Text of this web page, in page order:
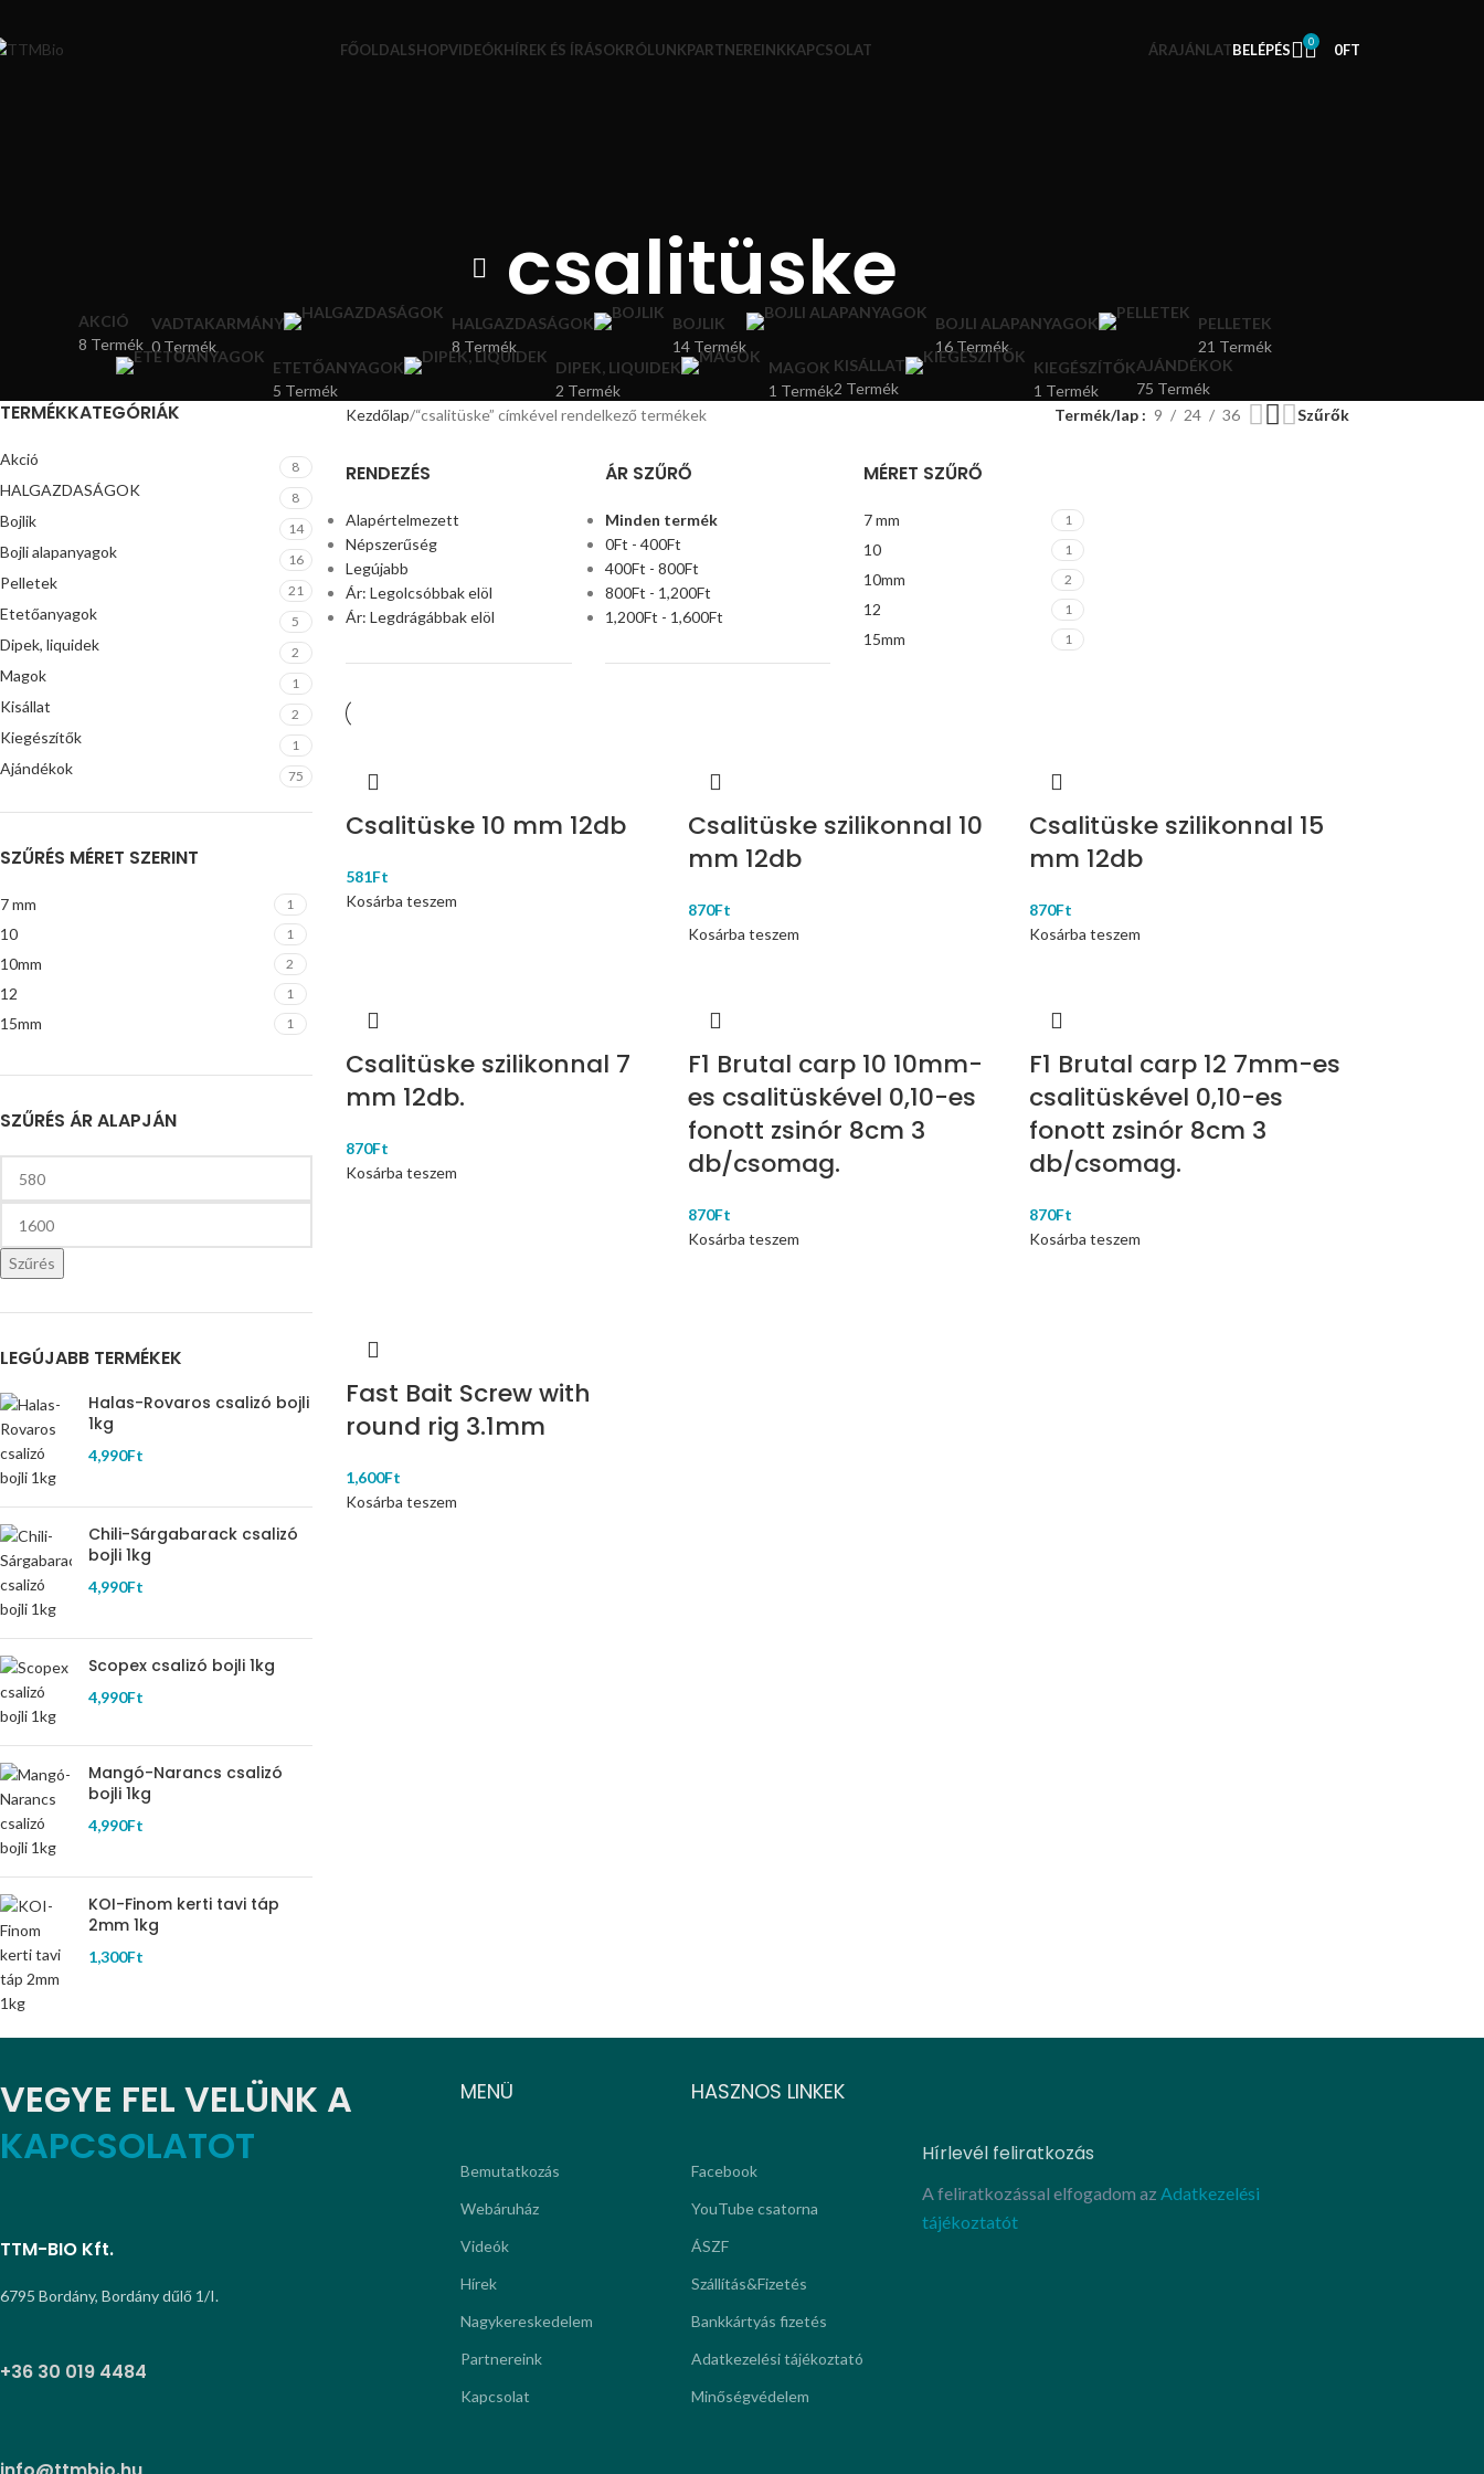
FŐOLDAL SHOPVIDEÓKHÍREK ÉS ÍRÁSOKRÓLUNKPARTNEREINKKAPCSOLAT ÁRAJÁNLATBELÉPÉS 0 0FT
csalitüske
AKCIÓ
8 Termék
VADTAKARMÁNY
0 Termék
HALGAZDASÁGOK
8 Termék
BOJLIK
14 Termék
BOJLI ALAPANYAGOK
16 Termék
PELLETEK
21 Termék
ETETŐANYAGOK
5 Termék
DIPEK, LIQUIDEK
2 Termék
MAGOK
1 Termék
KISÁLLAT
2 Termék
KIEGÉSZÍTŐK
1 Termék
AJÁNDÉKOK
75 Termék
TERMÉKKATEGÓRIÁK
Akció 8
HALGAZDASÁGOK 8
Bojlik 14
Bojli alapanyagok 16
Pelletek 21
Etetőanyagok 5
Dipek, liquidek 2
Magok 1
Kisállat 2
Kiegészítők 1
Ajándékok 75
SZŰRÉS MÉRET SZERINT
7 mm 1
10 1
10mm 2
12 1
15mm 1
SZŰRÉS ÁR ALAPJÁN
Szűrés
LEGÚJABB TERMÉKEK
Halas-Rovaros csalizó bojli
1kg
4,990Ft
Chili-Sárgabarack csalizó
bojli 1kg
4,990Ft
Scopex csalizó bojli 1kg
4,990Ft
Mangó-Narancs csalizó
bojli 1kg
4,990Ft
KOI-Finom kerti tavi táp
2mm 1kg
1,300Ft
Kezdőlap “csalitüske” címkével rendelkező termékek Termék/lap 9 24 36 Szűrők
RENDEZÉS
Alapértelmezett
Népszerűség
Legújabb
Ár: Legolcsóbbak elöl
Ár: Legdrágábbak elöl
ÁR SZŰRŐ
Minden termék
0Ft - 400Ft
400Ft - 800Ft
800Ft - 1,200Ft
1,200Ft - 1,600Ft
MÉRET SZŰRŐ
7 mm 1
10 1
10mm 2
12 1
15mm 1
Csalitüske 10 mm 12db
581Ft
Kosárba teszem
Csalitüske szilikonnal 10
mm 12db
870Ft
Kosárba teszem
Csalitüske szilikonnal 15
mm 12db
870Ft
Kosárba teszem
Csalitüske szilikonnal 7
mm 12db.
870Ft
Kosárba teszem
F1 Brutal carp 10 10mm-
es csalitüskével 0,10-es
fonott zsinór 8cm 3
db/csomag.
870Ft
Kosárba teszem
F1 Brutal carp 12 7mm-es
csalitüskével 0,10-es
fonott zsinór 8cm 3
db/csomag.
870Ft
Kosárba teszem
Fast Bait Screw with
round rig 3.1mm
1,600Ft
Kosárba teszem
VEGYE FEL VELÜNK A
KAPCSOLATOT
TTM-BIO Kft.
6795 Bordány, Bordány dűlő 1/I.
+36 30 019 4484
MENÜ
Bemutatkozás
Webáruház
Videók
Hírek
Nagykereskedelem
Partnereink
Kapcsolat
HASZNOS LINKEK
Facebook
YouTube csatorna
ÁSZF
Szállítás&Fizetés
Bankkártyás fizetés
Adatkezelési tájékoztató
Minőségvédelem
Hírlevél feliratkozás
A feliratkozással elfogadom az Adatkezelési
tájékoztatót